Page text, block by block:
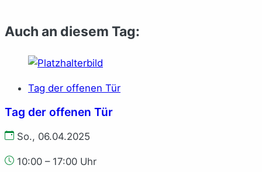
Auch an diesem Tag:
Tag der offenen Tür
Tag der offenen Tür
So., 06.04.2025
10:00 – 17:00 Uhr